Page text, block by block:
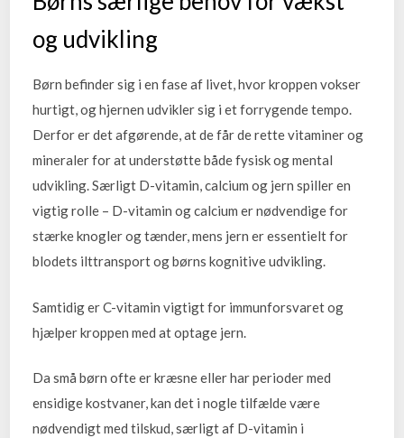
og udvikling
Børn befinder sig i en fase af livet, hvor kroppen vokser
hurtigt, og hjernen udvikler sig i et forrygende tempo.
Derfor er det afgørende, at de får de rette vitaminer og
mineraler for at understøtte både fysisk og mental
udvikling. Særligt D-vitamin, calcium og jern spiller en
vigtig rolle – D-vitamin og calcium er nødvendige for
stærke knogler og tænder, mens jern er essentielt for
blodets ilttransport og børns kognitive udvikling.
Samtidig er C-vitamin vigtigt for immunforsvaret og
hjælper kroppen med at optage jern.
Da små børn ofte er kræsne eller har perioder med
ensidige kostvaner, kan det i nogle tilfælde være
nødvendigt med tilskud, særligt af D-vitamin i